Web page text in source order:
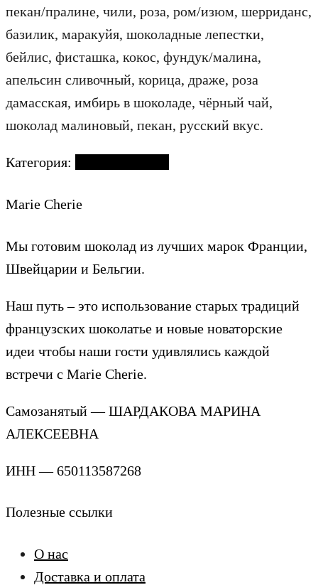
пекан/пралине, чили, роза, ром/изюм, шерриданс,
базилик, маракуйя, шоколадные лепестки,
бейлис, фисташка, кокос, фундук/малина,
апельсин сливочный, корица, драже, роза
дамасская, имбирь в шоколаде, чёрный чай,
шоколад малиновый, пекан, русский вкус.
Категория:
Marie Cherie
Мы готовим шоколад из лучших марок Франции,
Швейцарии и Бельгии.
Наш путь – это использование старых традиций
французских шоколатье и новые новаторские
идеи чтобы наши гости удивлялись каждой
встречи с Marie Cherie.
Самозанятый — ШАРДАКОВА МАРИНА
АЛЕКСЕЕВНА
ИНН — 650113587268
Полезные ссылки
О нас
Доставка и оплата